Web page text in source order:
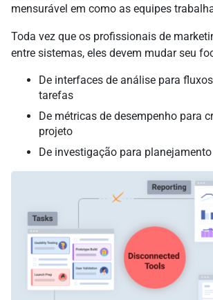
mensurável em como as equipes
Toda vez que os profissionais de
entre sistemas, eles devem mudar seu
De interfaces de análise para
tarefas
De métricas de desempenho para
projeto
De investigação para